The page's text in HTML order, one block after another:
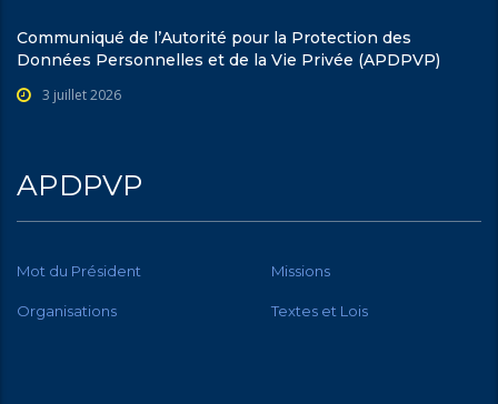
Communiqué de l’Autorité pour la Protection des
Données Personnelles et de la Vie Privée (APDPVP)
3 juillet 2026
APDPVP
Mot du Président Missions
Organisations Textes et Lois